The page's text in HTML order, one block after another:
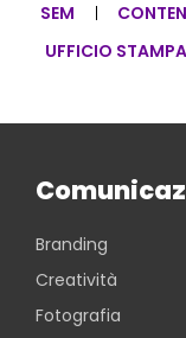
SEM
UFFICIO
Branding
Creatività
Fotografia